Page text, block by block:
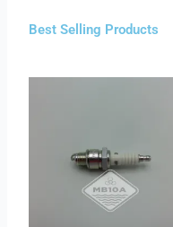
Best Selling Products